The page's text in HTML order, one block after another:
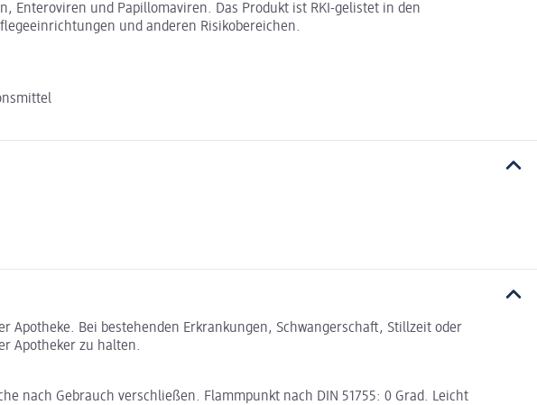
Enteroviren und Papillomaviren. Das Produkt ist RKI-gelistet in den
und anderen Risikobereichen.
Apotheke. Bei bestehenden Erkrankungen, Schwangerschaft, Stillzeit oder
Apotheker zu halten.
nach Gebrauch verschließen. Flammpunkt nach DIN 51755: 0 Grad. Leicht